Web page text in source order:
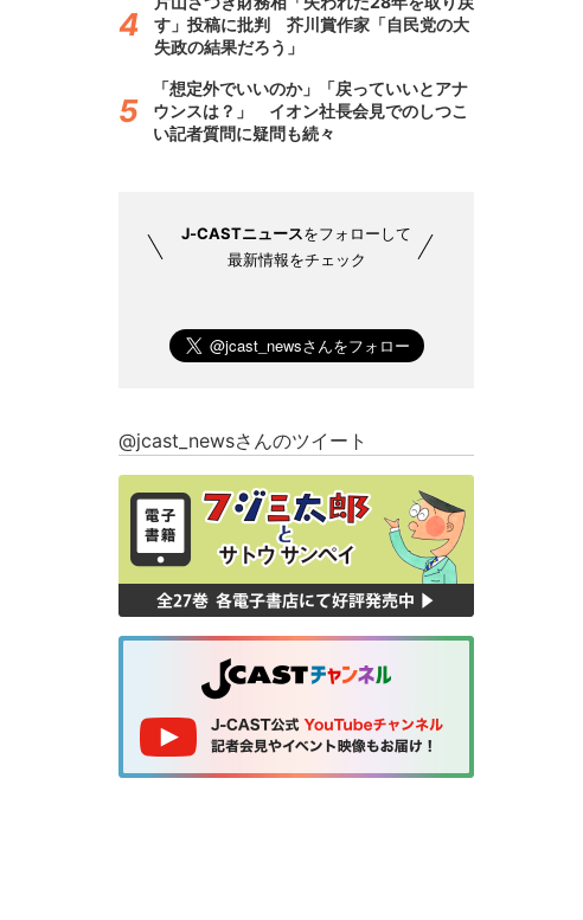
す」投稿に批判 芥川賞作家「自民党の大
失政の結果だろう」
「想定外でいいのか」「戻っていいとアナ
ウンスは？」 イオン社長会見でのしつこ
い記者質問に疑問も続々
J-CASTニュースをフォローして
最新情報をチェック
@jcast_newsさんのツイート